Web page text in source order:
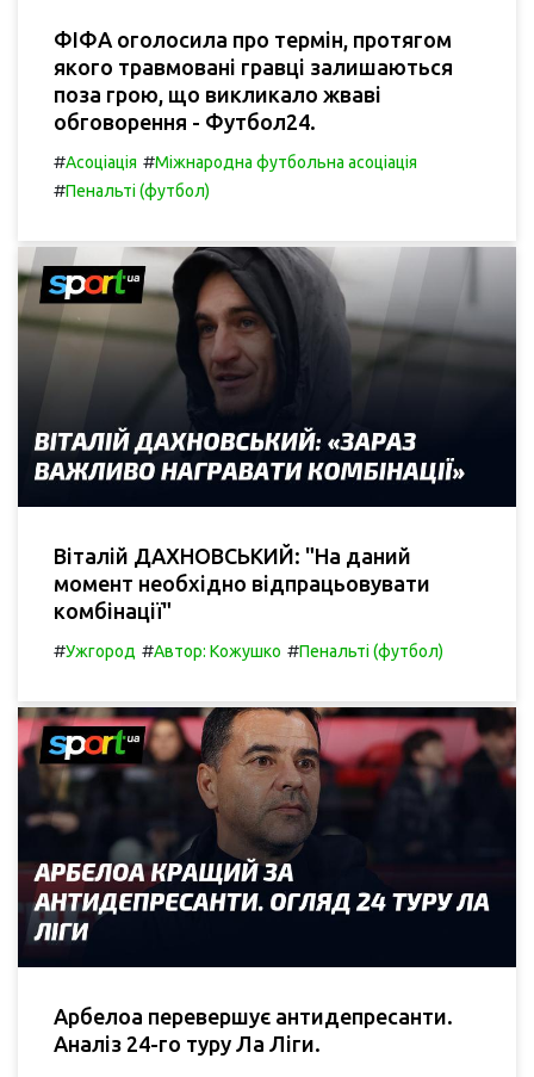
ФІФА оголосила про термін, протягом
якого травмовані гравці залишаються
поза грою, що викликало жваві
обговорення - Футбол24.
#Асоціація #Міжнародна футбольна асоціація
#Пенальті (футбол)
Віталій ДАХНОВСЬКИЙ: "На даний
момент необхідно відпрацьовувати
комбінації"
#Ужгород #Автор: Кожушко #Пенальті (футбол)
Арбелоа перевершує антидепресанти.
Аналіз 24-го туру Ла Ліги.